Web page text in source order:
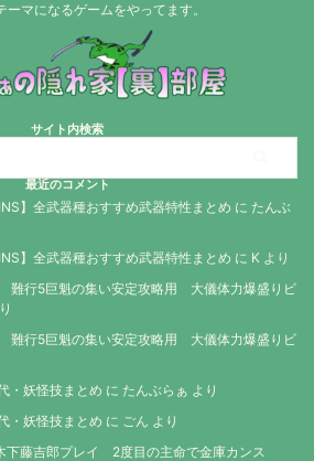
ーマになるゲームをやってます。
サイト内検索
最近のコメント
】全武器種おすすめ武器特性まとめ に たんぶ
】全武器種おすすめ武器特性まとめ に K より
難行5巨魁の集い安定攻略用 大儀体力爆盛りビ
難行5巨魁の集い安定攻略用 大儀体力爆盛りビ
・妖怪技まとめ に たんぶらぁ より
・妖怪技まとめ に ごん より
下藤吉郎プレイ 2度目の主命で金庫カンス